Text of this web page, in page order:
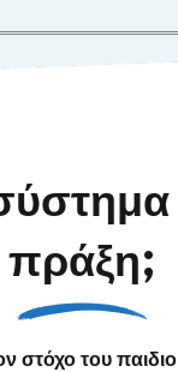
πράξη;
στόχο του